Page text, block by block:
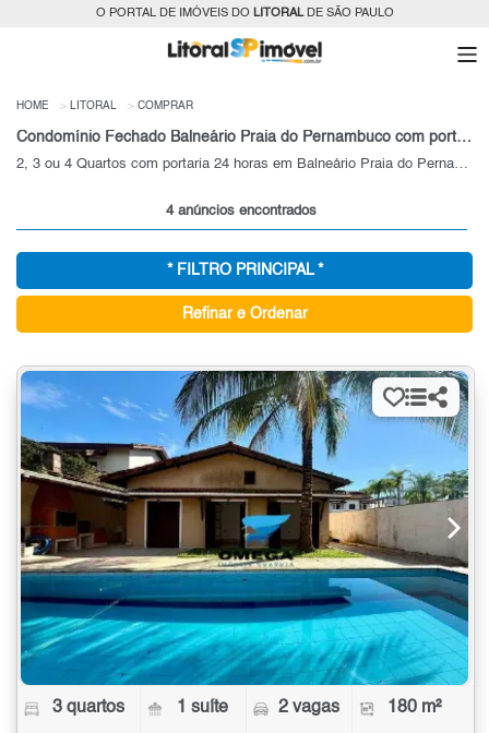
O PORTAL DE IMÓVEIS DO LITORALDE SÃO PAULO
HOME LITORAL COMPRAR
Condomínio Fechado Balneário Praia do Pernambuco com portaria 24 horas para Venda, Litoral, SP
4 anúncios encontrados
* FILTRO PRINCIPAL *
Refinar e Ordenar
3 quartos 1 suíte 2 vagas 180 m²